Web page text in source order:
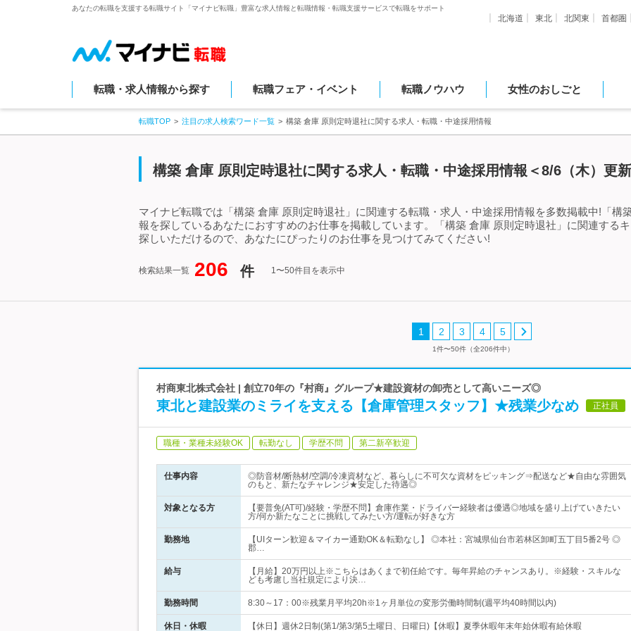
あなたの転職を支援する転職サイト「マイナビ転職」豊富な求人情報と転職情報・転職支援サービスで転職をサポート
北海道 東北 北関東 首都圏
転職・求人情報から探す 転職フェア・イベント 転職ノウハウ 女性のおしごと
転職TOP 注目の求人検索ワード一覧 構築 倉庫 原則定時退社に関する求人・転職・中途採用情報
構築 倉庫 原則定時退社に関する求人・転職・中途採用情報＜8/6（木）更
マイナビ転職では「構築 倉庫 原則定時退社」に関連する転職・求人・中途採用情報を多数掲載中!「構
報を探しているあなたにおすすめのお仕事を掲載しています。「構築 倉庫 原則定時退社」に関連する
探しいただけるので、あなたにぴったりのお仕事を見つけてみてください!
検索結果一覧 206 件 1〜50件目を表示中
1 2 3 4 5
1件〜50件（全206件中）
村商東北株式会社 | 創立70年の『村商』グループ★建設資材の卸売として高いニーズ◎
東北と建設業のミライを支える【倉庫管理スタッフ】★残業少なめ 正社員
職種・業種未経験OK 転勤なし 学歴不問 第二新卒歓迎
仕事内容
◎防音材/断熱材/空調/冷凍資材など、暮らしに不可欠な資材をピッキング⇒配送など★自由な雰囲気
のもと、新たなチャレンジ★安定した待遇◎
対象となる方
【要普免(AT可)/経験・学歴不問】倉庫作業・ドライバー経験者は優遇◎地域を盛り上げていきたい
方/何か新たなことに挑戦してみたい方/運転が好きな方
勤務地
【UIターン歓迎＆マイカー通勤OK＆転勤なし】 ◎本社：宮城県仙台市若林区卸町五丁目5番2号 ◎
郡…
給与
【月給】20万円以上※こちらはあくまで初任給です。毎年昇給のチャンスあり。※経験・スキルな
ども考慮し当社規定により決…
勤務時間 8:30～17：00※残業月平均20h※1ヶ月単位の変形労働時間制(週平均40時間以内)
休日・休暇 【休日】週休2日制(第1/第3/第5土曜日、日曜日)【休暇】夏季休暇年末年始休暇有給休暇